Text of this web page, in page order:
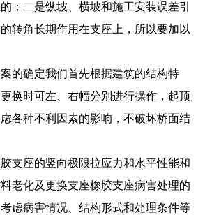
；二是纵坡、横坡和施工安装误差引
转角长期作用在支座上，所以要加以
的确定我们首先根据建筑的结构特
换时可左、右幅分别进行操作，起顶
各种不利因素的影响，不破坏桥面结
支座的竖向极限拉应力和水平性能和
老化及更换支座橡胶支座病害处理的
虑病害情况、结构形式和处理条件等